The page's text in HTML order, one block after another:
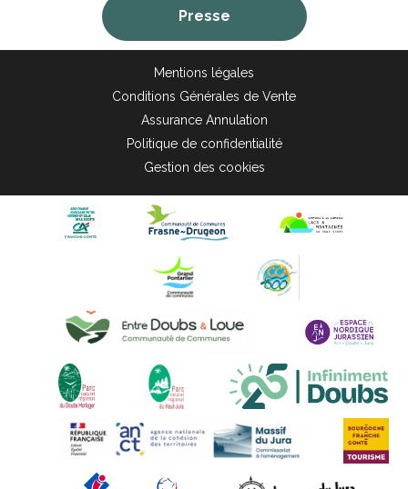
Presse
Mentions légales
Conditions Générales de Vente
Assurance Annulation
Politique de confidentialité
Gestion des cookies